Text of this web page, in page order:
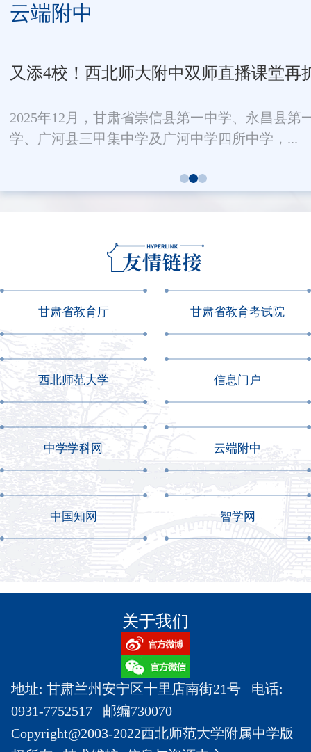
云端附中
又添4校！西北师大附中双师直播课堂再
2025年12月，甘肃省崇信县第一中学、永昌县第
学、广河县三甲集中学及广河中学四所中学，...
甘肃省教育厅 甘肃省教育考试院
西北师范大学 信息门户
中学学科网 云端附中
中国知网 智学网
关于我们
地址: 甘肃兰州安宁区十里店南街21号 电话:
0931-7752517 邮编730070
Copyright@2003-2022西北师范大学附属中学版